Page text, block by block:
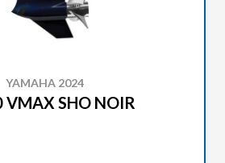
YAMAHA 2024
VMAX SHO NOIR